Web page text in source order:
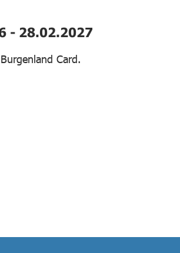
- 28.02.2027
Card.